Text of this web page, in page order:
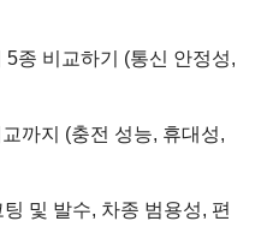
종 비교하기 (통신 안정성,
까지 (충전 성능, 휴대성,
및 발수, 차종 범용성, 편